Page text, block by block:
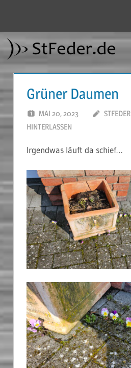
springen
Grüner Daumen
MAI 20, 2023 STFEDER
HINTERLASSEN
Irgendwas läuft da schief…